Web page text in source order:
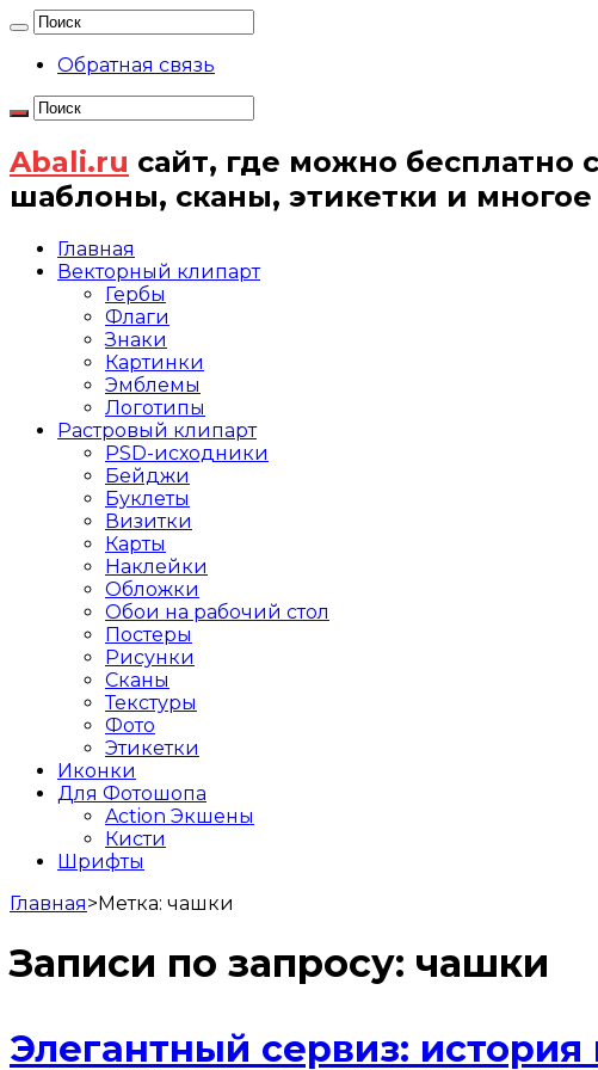
Обратная связь
Abali.ru сайт, где можно бесплатно
шаблоны, сканы, этикетки и многое
Главная
Векторный клипарт
Гербы
Флаги
Знаки
Картинки
Эмблемы
Логотипы
Растровый клипарт
PSD-исходники
Бейджи
Буклеты
Визитки
Карты
Наклейки
Обложки
Обои на рабочий стол
Постеры
Рисунки
Сканы
Текстуры
Фото
Этикетки
Иконки
Для Фотошопа
Action Экшены
Кисти
Шрифты
Главная>Метка: чашки
Записи по запросу: чашки
Элегантный сервиз: история